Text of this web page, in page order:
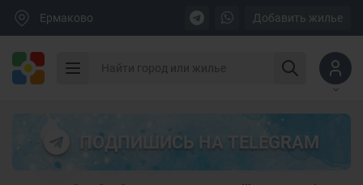
Ермаково Добавить жилье
ПОДПИШИСЬ НА TELEGRAM